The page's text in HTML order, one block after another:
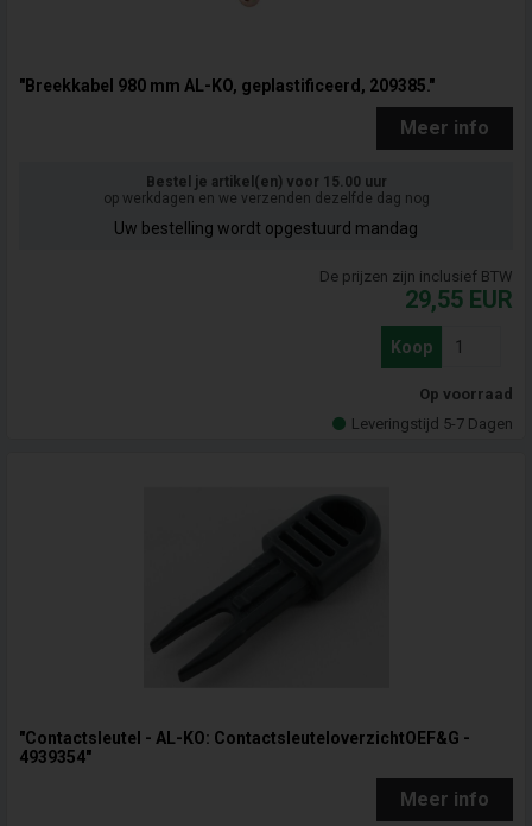
"Breekkabel 980 mm AL-KO, geplastificeerd, 209385."
Meer info
Bestel je artikel(en) voor 15.00 uur
op werkdagen en we verzenden dezelfde dag nog
Uw bestelling wordt opgestuurd mandag
De prijzen zijn inclusief BTW
29,55 EUR
Koop
Op voorraad
Leveringstijd 5-7 Dagen
"Contactsleutel - AL-KO: ContactsleuteloverzichtOEF&G -
4939354"
Meer info